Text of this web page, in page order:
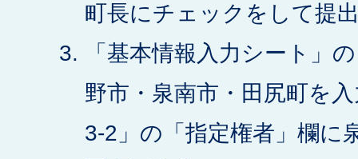
町長にチェックをして提
「基本情報入力シート」
野市・泉南市・田尻町を
3-2」の「指定権者」欄に